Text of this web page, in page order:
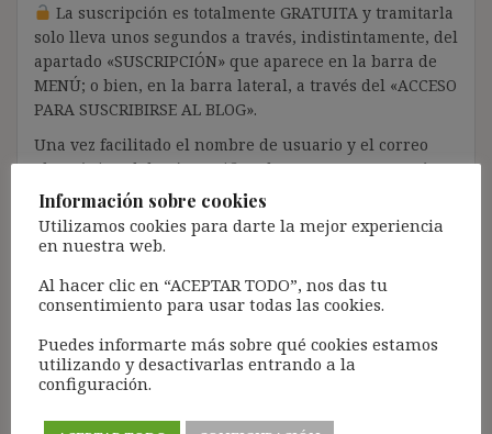
La suscripción es totalmente GRATUITA y tramitarla
solo lleva unos segundos a través, indistintamente, del
apartado «SUSCRIPCIÓN» que aparece en la barra de
MENÚ; o bien, en la barra lateral, a través del «ACCESO
PARA SUSCRIBIRSE AL BLOG».
Una vez facilitado el nombre de usuario y el correo
electrónico, deberán verificar la contraseña a través
de un enlace que recibirán en el correo electrónico
registrado (según los casos, es posible que tengan que
revisar la bandeja de «Spam»).
Más de 11.500 personas ya se han suscrito.
Lamento los inconvenientes que este trámite pueda
causar.
[Con el registro aceptas la política de privacidad del
blog: https://ignasibeltran.com/politica-de-privacidad/]
Información sobre cookies
Utilizamos cookies para darte la mejor experiencia
en nuestra web.
Al hacer clic en “ACEPTAR TODO”, nos das tu
consentimiento para usar todas las cookies.
Puedes informarte más sobre qué cookies estamos
utilizando y desactivarlas entrando a la
configuración.